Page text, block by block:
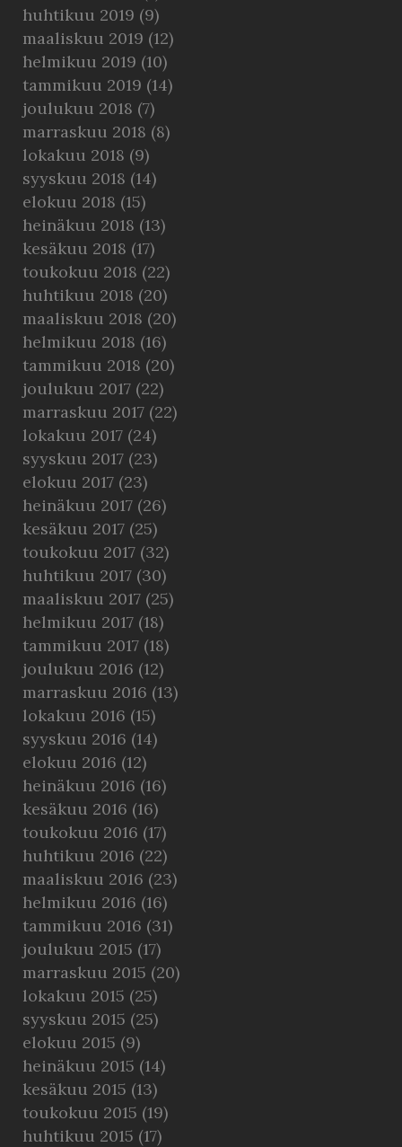
huhtikuu 2019 (9)
maaliskuu 2019 (12)
helmikuu 2019 (10)
tammikuu 2019 (14)
joulukuu 2018 (7)
marraskuu 2018 (8)
lokakuu 2018 (9)
syyskuu 2018 (14)
elokuu 2018 (15)
heinäkuu 2018 (13)
kesäkuu 2018 (17)
toukokuu 2018 (22)
huhtikuu 2018 (20)
maaliskuu 2018 (20)
helmikuu 2018 (16)
tammikuu 2018 (20)
joulukuu 2017 (22)
marraskuu 2017 (22)
lokakuu 2017 (24)
syyskuu 2017 (23)
elokuu 2017 (23)
heinäkuu 2017 (26)
kesäkuu 2017 (25)
toukokuu 2017 (32)
huhtikuu 2017 (30)
maaliskuu 2017 (25)
helmikuu 2017 (18)
tammikuu 2017 (18)
joulukuu 2016 (12)
marraskuu 2016 (13)
lokakuu 2016 (15)
syyskuu 2016 (14)
elokuu 2016 (12)
heinäkuu 2016 (16)
kesäkuu 2016 (16)
toukokuu 2016 (17)
huhtikuu 2016 (22)
maaliskuu 2016 (23)
helmikuu 2016 (16)
tammikuu 2016 (31)
joulukuu 2015 (17)
marraskuu 2015 (20)
lokakuu 2015 (25)
syyskuu 2015 (25)
elokuu 2015 (9)
heinäkuu 2015 (14)
kesäkuu 2015 (13)
toukokuu 2015 (19)
huhtikuu 2015 (17)